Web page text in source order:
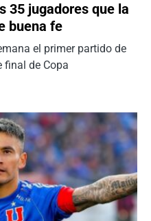
35 jugadores que la
buena fe
el primer partido de
final de Copa